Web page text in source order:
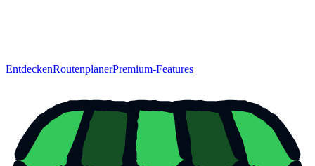
EntdeckenRoutenplanerPremium-Features